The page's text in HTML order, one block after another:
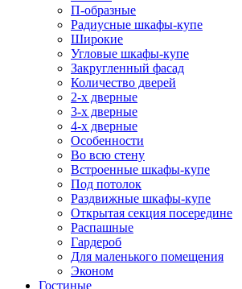
П-образные
Радиусные шкафы-купе
Широкие
Угловые шкафы-купе
Закругленный фасад
Количество дверей
2-х дверные
3-х дверные
4-х дверные
Особенности
Во всю стену
Встроенные шкафы-купе
Под потолок
Раздвижные шкафы-купе
Открытая секция посередине
Распашные
Гардероб
Для маленького помещения
Эконом
Гостиные